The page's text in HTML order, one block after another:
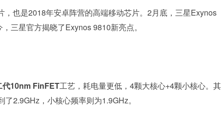
也是2018年安卓阵营的高端移动芯片。2月底，三星Exynos
三星官方揭晓了Exynos 9810新亮点。
代10nm FinFET工艺，耗电量更低，4颗大核心+4颗小核心。其
了2.9GHz，小核心频率则为1.9GHz。